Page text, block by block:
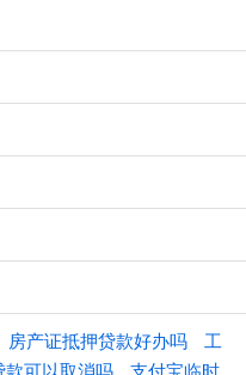
房产证抵押贷款好办吗
工
款可以取消吗 支付宝临时